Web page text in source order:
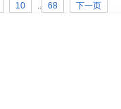
10 .. 68 下一页